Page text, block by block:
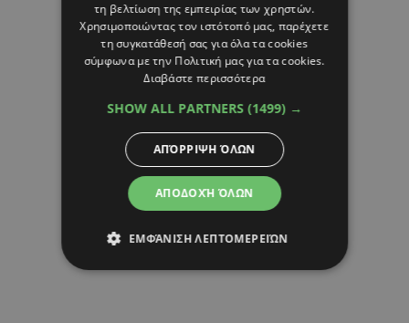
τη βελτίωση της εμπειρίας των χρηστών.
Χρησιμοποιώντας τον ιστότοπό μας, παρέχετε
τη συγκατάθεσή σας για όλα τα cookies
σύμφωνα με την Πολιτική μας για τα cookies.
Διαβάστε περισσότερα
SHOW ALL PARTNERS (1499) →
ΑΠΟΔΟΧΉ ΌΛΩΝ
ΑΠΌΡΡΙΨΗ ΌΛΩΝ
ΕΜΦΆΝΙΣΗ ΛΕΠΤΟΜΕΡΕΙΏΝ